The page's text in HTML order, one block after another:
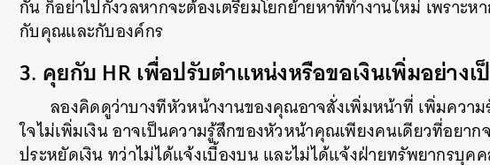
กัน ก็อย่าไปกังวลหากจะต้องเตรียมโยกย้ายหาที่ทำงานใหม่ เพราะ
กับคุณและกับองค์กร
3. คุยกับ HR เพื่อปรับตำแหน่งหรือขอเงินเพิ่มอย่างเ
ลองคิดดูว่าบางทีหัวหน้างานของคุณอาจสั่งเพิ่มหน้าที่ เพิ่มควา
ใจไม่เพิ่มเงิน อาจเป็นความรู้สึกของหัวหน้าคุณเพียงคนเดียวที่อยา
ประหยัดเงิน ทว่าไม่ได้แจ้งเบื้องบน และไม่ได้แจ้งฝ่ายทรัพยากรบุค